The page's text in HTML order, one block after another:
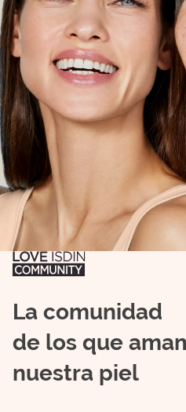
La comunidad
de los que
nuestra piel